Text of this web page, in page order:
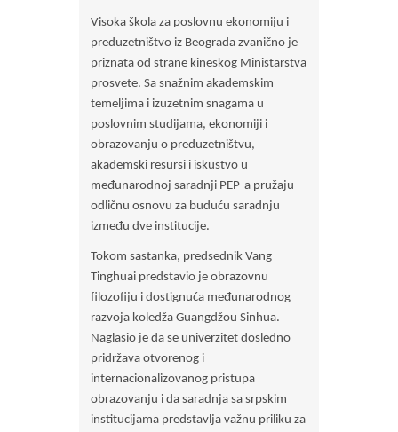
Visoka škola za poslovnu ekonomiju i
preduzetništvo iz Beograda zvanično je
priznata od strane kineskog Ministarstva
prosvete. Sa snažnim akademskim
temeljima i izuzetnim snagama u
poslovnim studijama, ekonomiji i
obrazovanju o preduzetništvu,
akademski resursi i iskustvo u
međunarodnoj saradnji PEP-a pružaju
odličnu osnovu za buduću saradnju
između dve institucije.
Tokom sastanka, predsednik Vang
Tinghuai predstavio je obrazovnu
filozofiju i dostignuća međunarodnog
razvoja koledža Guangdžou Sinhua.
Naglasio je da se univerzitet dosledno
pridržava otvorenog i
internacionalizovanog pristupa
obrazovanju i da saradnja sa srpskim
institucijama predstavlja važnu priliku za